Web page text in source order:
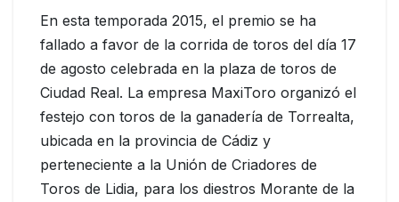
En esta temporada 2015, el premio se ha
fallado a favor de la corrida de toros del día 17
de agosto celebrada en la plaza de toros de
Ciudad Real. La empresa MaxiToro organizó el
festejo con toros de la ganadería de Torrealta,
ubicada en la provincia de Cádiz y
perteneciente a la Unión de Criadores de
Toros de Lidia, para los diestros Morante de la